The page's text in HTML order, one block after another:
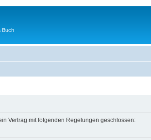
Buch
Vertrag mit folgenden Regelungen geschlossen: